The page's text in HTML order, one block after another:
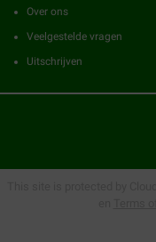
Over ons
Veelgestelde vragen
Uitschrijven